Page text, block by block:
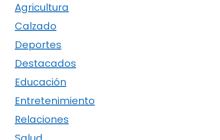
Agricultura
Calzado
Deportes
Destacados
Educación
Entretenimiento
Relaciones